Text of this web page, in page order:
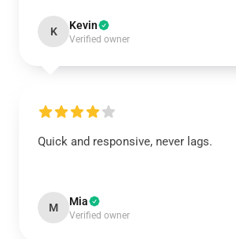
K Kevin
Verified owner
Quick and responsive, never lags.
M Mia
Verified owner